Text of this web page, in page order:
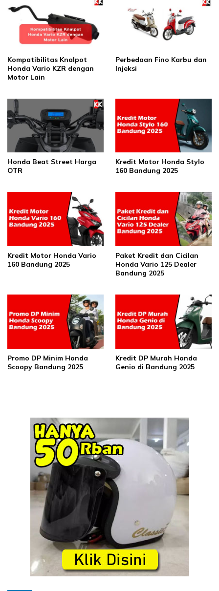
Kompatibilitas Knalpot
Honda Vario KZR dengan
Motor Lain
Perbedaan Fino Karbu dan
Injeksi
Honda Beat Street Harga
OTR
Kredit Motor Honda Stylo
160 Bandung 2025
Kredit Motor Honda Vario
160 Bandung 2025
Paket Kredit dan Cicilan
Honda Vario 125 Dealer
Bandung 2025
Promo DP Minim Honda
Scoopy Bandung 2025
Kredit DP Murah Honda
Genio di Bandung 2025